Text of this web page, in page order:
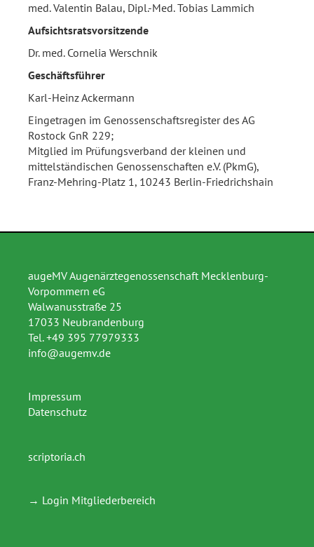
med. Valentin Balau, Dipl.-Med. Tobias Lammich
Aufsichtsratsvorsitzende
Dr. med. Cornelia Werschnik
Geschäftsführer
Karl-Heinz Ackermann
Eingetragen im Genossenschaftsregister des AG
Rostock GnR 229;
Mitglied im Prüfungsverband der kleinen und
mittelständischen Genossenschaften e.V. (PkmG),
Franz-Mehring-Platz 1, 10243 Berlin-Friedrichshain
augeMV Augenärztegenossenschaft Mecklenburg-
Vorpommern eG
Walwanusstraße 25
17033 Neubrandenburg
Tel.+49 395 77979333
info@augemv.de
Impressum
Datenschutz
scriptoria.ch
→ Login Mitgliederbereich